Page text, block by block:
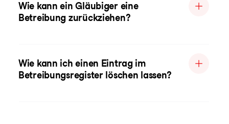
Wie kann ein Gläubiger eine
Betreibung zurückziehen?
Wie kann ich einen Eintrag im
Betreibungsregister löschen lassen?